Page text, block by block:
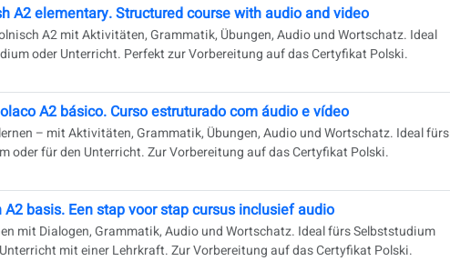
A2 elementary. Structured course with audio and video
A2 mit Aktivitäten, Grammatik, Übungen, Audio und Wortschatz. Ideal
oder Unterricht. Perfekt zur Vorbereitung auf das Certyfikat Polski.
A2 básico. Curso estruturado com áudio e vídeo
– mit Aktivitäten, Grammatik, Übungen, Audio und Wortschatz. Ideal fürs
oder für den Unterricht. Zur Vorbereitung auf das Certyfikat Polski.
A2 basis. Een stap voor stap cursus inclusief audio
mit Dialogen, Grammatik, Audio und Wortschatz. Ideal fürs Selbststudium
mit einer Lehrkraft. Zur Vorbereitung auf das Certyfikat Polski.